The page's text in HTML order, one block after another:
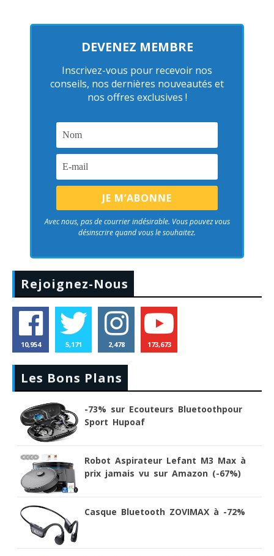
DEVENEZ MEMBRE
Inscrivez-vous pour recevoir nos
conseils, nos dernières nouveautés et
nos offres exclusives !
Avec nous, pas de courrier indésirable. Vous pouvez vous
désinscrire quand vous le souhaitez.
Rejoignez-Nous
10,954 5,171 2,478 173,673
Les Bons Plans
-73% sur Ecouteurs Bluetoothpour
Sport Hupoaf
Robot Aspirateur Lefant M3 Max à
prix jamais vu sur Amazon (-67%)
Casque Bluetooth ZOVIMAX à -72%